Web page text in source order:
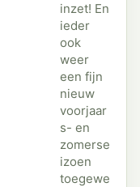
inzet! En
ieder
ook
weer
een fijn
nieuw
voorjaar
s- en
zomerse
izoen
toegewe